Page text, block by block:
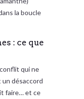
la boucle
: ce que
qui ne
un désaccord
faire… et ce